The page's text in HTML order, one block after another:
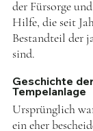
der Fürsorge
Hilfe, die seit
Bestandteil der
sind.
Geschichte
Tempelanlage
Ursprünglich
ein eher